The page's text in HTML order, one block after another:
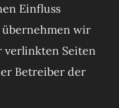
Einfluss
übernehmen wir
verlinkten Seiten
Betreiber der